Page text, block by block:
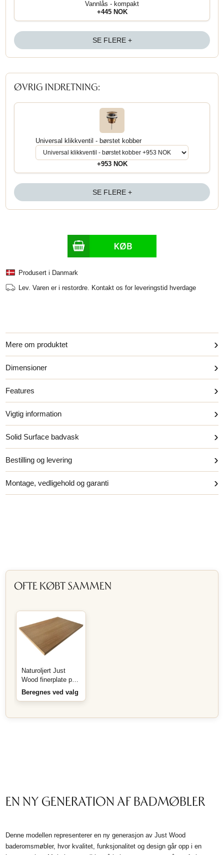
Vannlås - kompakt
+445 NOK
SE FLERE +
ØVRIG INDRETNING:
Universal klikkventil - børstet kobber
+953 NOK
SE FLERE +
Produsert i Danmark
Lev.Varen er i restordre. Kontakt os for leveringstid hverdage
Mere om produktet ›
Dimensioner ›
Features ›
Vigtig information ›
Solid Surface badvask ›
Bestilling og levering ›
Montage, vedligehold og garanti ›
OFTE KØBT SAMMEN
Naturoljert Just
Wood finerplate på
mål
Beregnes ved valg
EN NY GENERATION AF BADMØBLER
Denne modellen representerer en ny generasjon av Just Wood
baderomsmøbler, hvor kvalitet, funksjonalitet og design går opp i en